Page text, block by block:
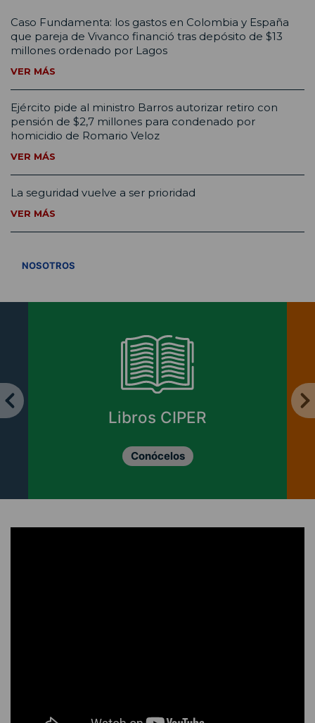
Caso Fundamenta: los gastos en Colombia y España
que pareja de Vivanco financió tras depósito de $13
millones ordenado por Lagos
VER MÁS
Ejército pide al ministro Barros autorizar retiro con
pensión de $2,7 millones para condenado por
homicidio de Romario Veloz
VER MÁS
La seguridad vuelve a ser prioridad
VER MÁS
NOSOTROS
Libros CIPER
Conócelos